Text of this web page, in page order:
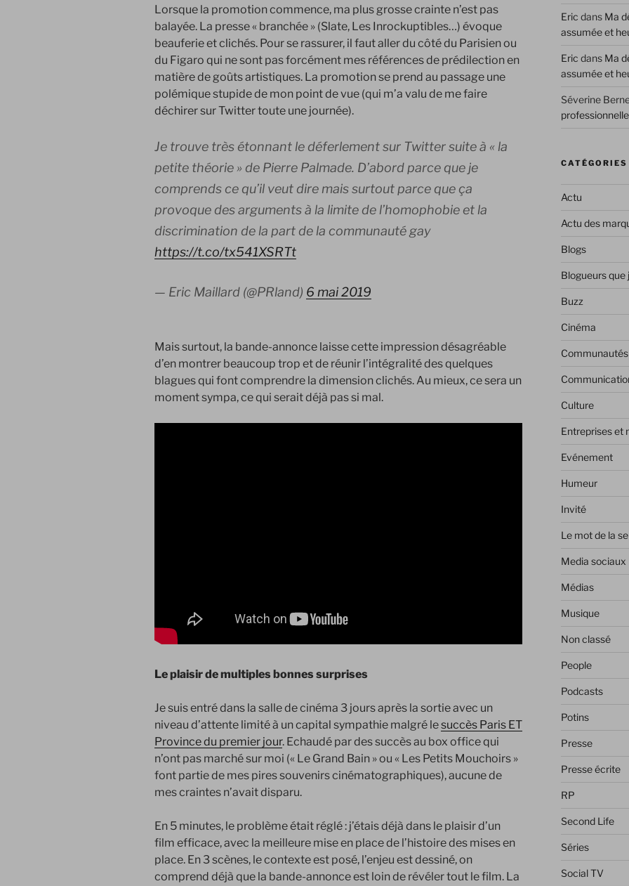
Lorsque la promotion commence, ma plus grosse crainte n’est pas
balayée. La presse « branchée » (Slate, Les Inrockuptibles…) évoque
beauferie et clichés. Pour se rassurer, il faut aller du côté du Parisien ou
du Figaro qui ne sont pas forcément mes références de prédilection en
matière de goûts artistiques. La promotion se prend au passage une
polémique stupide de mon point de vue (qui m’a valu de me faire
déchirer sur Twitter toute une journée).
Je trouve très étonnant le déferlement sur Twitter suite à « la
petite théorie » de Pierre Palmade. D’abord parce que je
comprends ce qu’il veut dire mais surtout parce que ça
provoque des arguments à la limite de l’homophobie et la
discrimination de la part de la communauté gay
https://t.co/tx541XSRTt
— Eric Maillard (@PRland) 6 mai 2019
Mais surtout, la bande-annonce laisse cette impression désagréable
d’en montrer beaucoup trop et de réunir l’intégralité des quelques
blagues qui font comprendre la dimension clichés. Au mieux, ce sera un
moment sympa, ce qui serait déjà pas si mal.
Le plaisir de multiples bonnes surprises
Je suis entré dans la salle de cinéma 3 jours après la sortie avec un
niveau d’attente limité à un capital sympathie malgré lesuccès Paris ET
Province du premier jour. Echaudé par des succès au box office qui
n’ont pas marché sur moi (« Le Grand Bain » ou « Les Petits Mouchoirs »
font partie de mes pires souvenirs cinématographiques), aucune de
mes craintes n’avait disparu.
En 5 minutes, le problème était réglé : j’étais déjà dans le plaisir d’un
film efficace, avec la meilleure mise en place de l’histoire des mises en
place. En 3 scènes, le contexte est posé, l’enjeu est dessiné, on
comprend déjà que la bande-annonce est loin de révéler tout le film. La
Eric dans Ma
assumée et
Eric dans Ma
assumée et
Séverine
CATÉGORIES
Actu
Actu des
Blogs
Blogueurs que
Buzz
Cinéma
Communautés
Culture
Entreprises et
Evénement
Humeur
Invité
Le mot de la
Media sociaux
Médias
Musique
Non classé
People
Podcasts
Potins
Presse
Presse écrite
RP
Second Life
Séries
Social TV